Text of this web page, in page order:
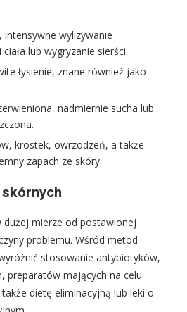
intensywne wylizywanie
lub wygryzanie sierści.
łysienie, znane również jako
nadmiernie sucha lub
krostek, owrzodzeń, a także
zapach ze skóry.
dużej mierze od postawionej
problemu. Wśród metod
stosowanie antybiotyków,
preparatów mających na celu
dietę eliminacyjną lub leki o